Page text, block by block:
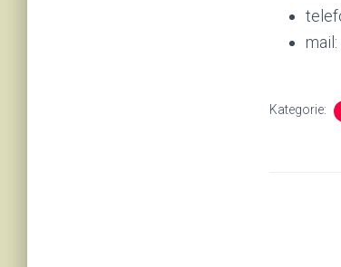
mail:
Kategorie: